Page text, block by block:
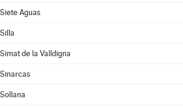
Siete Aguas
Silla
Simat de la Valldigna
Sinarcas
Sollana